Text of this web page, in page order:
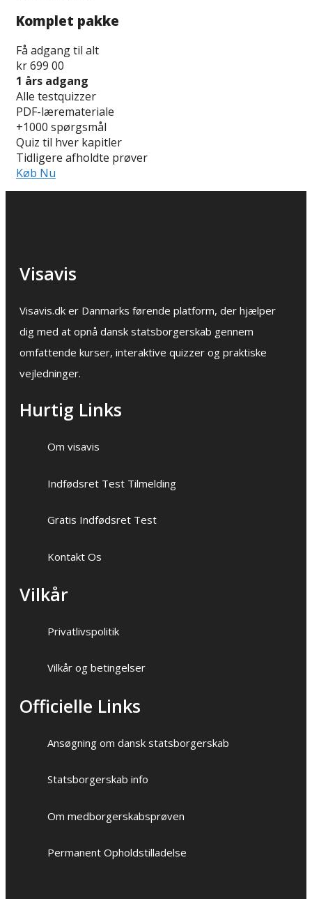
Komplet pakke
Få adgang til alt
kr699 00
1 års adgang
Alle testquizzer
PDF-læremateriale
+1000 spørgsmål
Quiz til hver kapitler
Tidligere afholdte prøver
Køb Nu
Visavis
Visavis.dk er Danmarks førende platform, der hjælper
dig med at opnå dansk statsborgerskab gennem
omfattende kurser, interaktive quizzer og praktiske
vejledninger.
Hurtig Links
Om visavis
Indfødsret Test Tilmelding
Gratis Indfødsret Test
Kontakt Os
Vilkår
Privatlivspolitik
Vilkår og betingelser
Officielle Links
Ansøgning om dansk statsborgerskab
Statsborgerskab info
Om medborgerskabsprøven
Permanent Opholdstilladelse